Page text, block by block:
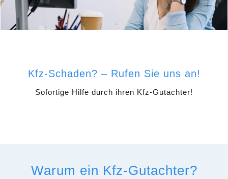
Kfz-Schaden? – Rufen Sie uns an!
Sofortige Hilfe durch ihren Kfz-Gutachter!
Warum ein Kfz-Gutachter?